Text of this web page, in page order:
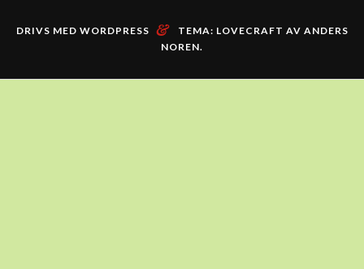
DRIVS MED WORDPRESS & TEMA: LOVECRAFT AV ANDERS
NOREN.